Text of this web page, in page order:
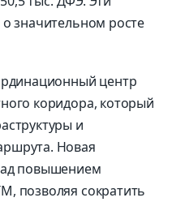
о значительном росте
центр
коридора, который
и
Новая
повышением
позволяя сократить